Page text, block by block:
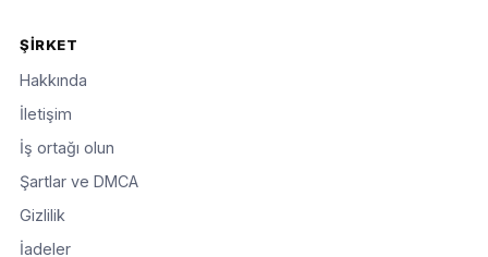
ŞIRKET
Hakkında
İletişim
İş ortağı olun
Şartlar ve DMCA
Gizlilik
İadeler